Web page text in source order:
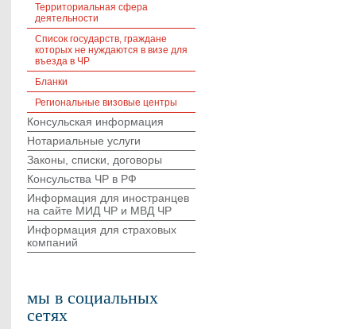
Территориальная сфера
деятельности
Список государств, граждане
которых не нуждаются в визе для
въезда в ЧР
Бланки
Региональные визовые центры
Консульская информация
Нотариальные услуги
Законы, списки, договоры
Консульства ЧР в РФ
Информация для иностранцев
на сайте МИД ЧР и МВД ЧР
Информация для страховых
компаний
мы в социальных
сетях